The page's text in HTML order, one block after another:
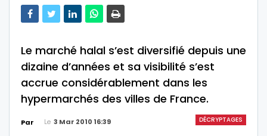
Le marché halal s’est diversifié depuis une
dizaine d’années et sa visibilité s’est
accrue considérablement dans les
hypermarchés des villes de France.
DÉCRYPTAGES
Par Le 3 Mar 2010 16:39